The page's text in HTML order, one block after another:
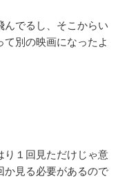
んでるし、そこからい
別の映画になったよ
り１回見ただけじゃ意
か見る必要があるので